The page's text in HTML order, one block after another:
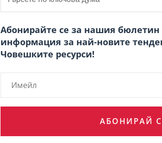
Абонирайте се за нашия бюлетин
информация за най-новите
Човешките ресурси!
АБОНИРАЙ